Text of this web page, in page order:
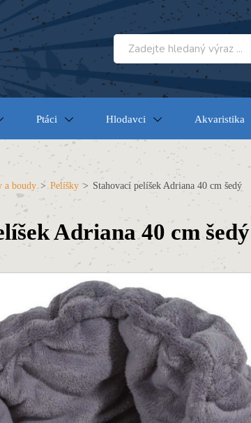
Ptáci Hlodavci Akvaristika
a boudy > Pelíšky > Stahovací pelíšek Adriana 40 cm šedý
Adriana 40 cm šedý